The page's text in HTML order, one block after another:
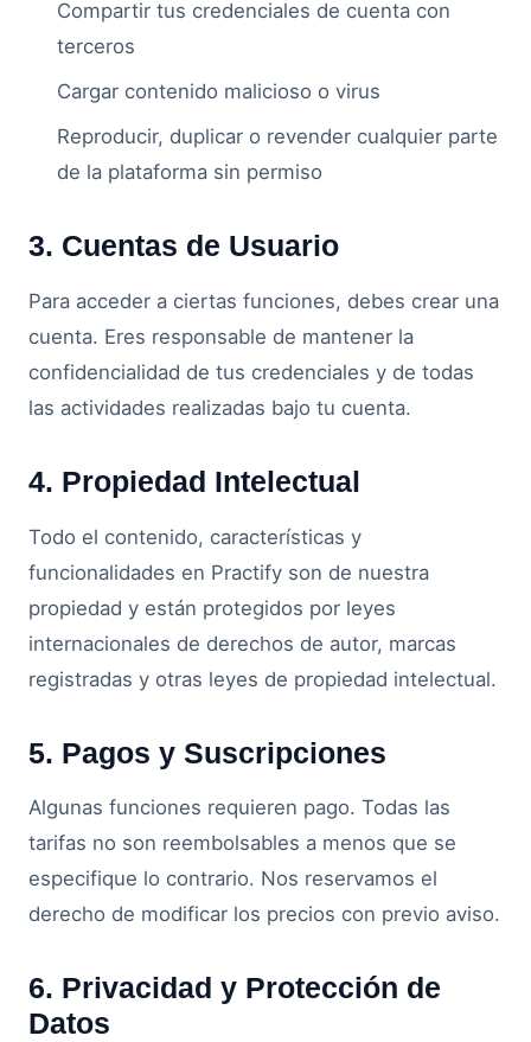
Compartir tus credenciales de cuenta con
terceros
Cargar contenido malicioso o virus
Reproducir, duplicar o revender cualquier parte
de la plataforma sin permiso
3. Cuentas de Usuario
Para acceder a ciertas funciones, debes crear una
cuenta. Eres responsable de mantener la
confidencialidad de tus credenciales y de todas
las actividades realizadas bajo tu cuenta.
4. Propiedad Intelectual
Todo el contenido, características y
funcionalidades en Practify son de nuestra
propiedad y están protegidos por leyes
internacionales de derechos de autor, marcas
registradas y otras leyes de propiedad intelectual.
5. Pagos y Suscripciones
Algunas funciones requieren pago. Todas las
tarifas no son reembolsables a menos que se
especifique lo contrario. Nos reservamos el
derecho de modificar los precios con previo aviso.
6. Privacidad y Protección de
Datos